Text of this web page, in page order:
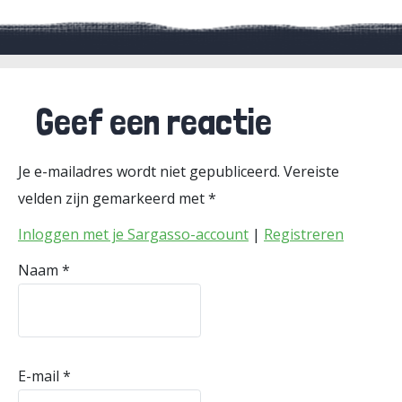
Geef een reactie
Je e-mailadres wordt niet gepubliceerd. Vereiste
velden zijn gemarkeerd met*
Inloggen met je Sargasso-account | Registreren
Naam *
E-mail *